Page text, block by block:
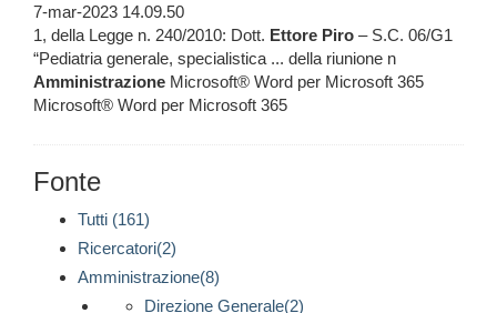
7-mar-2023 14.09.50
1, della Legge n. 240/2010: Dott. Ettore Piro – S.C. 06/G1
“Pediatria generale, specialistica ... della riunione n
Amministrazione Microsoft® Word per Microsoft 365
Microsoft® Word per Microsoft 365
Fonte
Tutti (161)
Ricercatori(2)
Amministrazione(8)
Direzione Generale(2)